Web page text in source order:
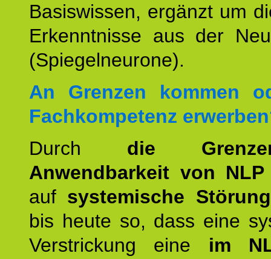
Basiswissen, ergänzt um
Erkenntnisse aus der
(Spiegelneurone).
An Grenzen kommen
Fachkompetenz
Durch die
Anwendbarkeit von NLP
auf systemische
bis heute so, dass eine
Verstrickung eine im